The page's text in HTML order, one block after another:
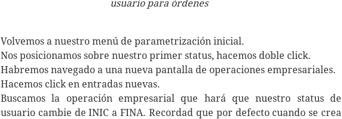
usuario para órdenes
Volvemos a nuestro menú de parametrización inicial.
Nos posicionamos sobre nuestro primer status, hacemos doble click.
Habremos navegado a una nueva pantalla de operaciones empresariales.
Hacemos click en entradas nuevas.
Buscamos la operación empresarial que hará que nuestro status de
usuario cambie de INIC a FINA. Recordad que por defecto cuando se crea